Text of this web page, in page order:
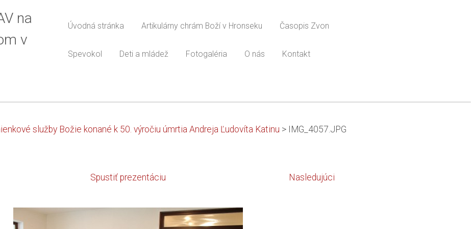
na
v
Úvodná stránka Artikulárny chrám Boží v Hronseku Časopis Zvon
Spevokol Deti a mládež Fotogaléria O nás Kontakt
služby Božie konané k 50. výročiu úmrtia Andreja Ľudovíta Katinu > IMG_4057.JPG
Spustiť prezentáciu Nasledujúci